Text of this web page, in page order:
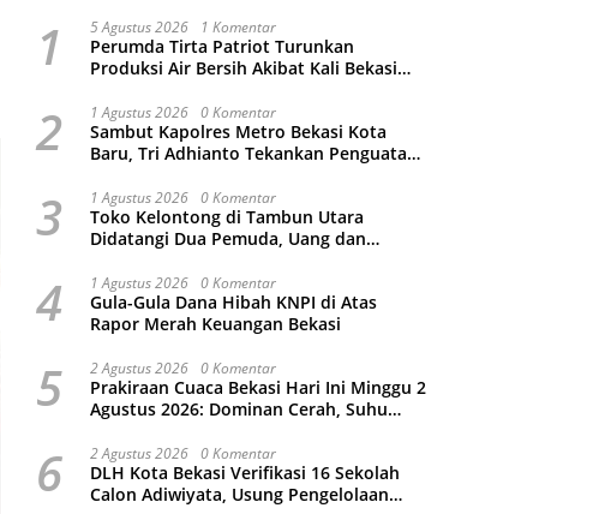
1 5 Agustus 2026 1 Komentar
Perumda Tirta Patriot Turunkan
Produksi Air Bersih Akibat Kali Bekasi
2 1 Agustus 2026 0 Komentar
Sambut Kapolres Metro Bekasi Kota
Baru, Tri Adhianto Tekankan Penguatan
3 1 Agustus 2026 0 Komentar
Toko Kelontong di Tambun Utara
Didatangi Dua Pemuda, Uang dan
4 1 Agustus 2026 0 Komentar
Gula-Gula Dana Hibah KNPI di Atas
Rapor Merah Keuangan Bekasi
5 2 Agustus 2026 0 Komentar
Prakiraan Cuaca Bekasi Hari Ini Minggu 2
Agustus 2026: Dominan Cerah, Suhu
6 2 Agustus 2026 0 Komentar
DLH Kota Bekasi Verifikasi 16 Sekolah
Calon Adiwiyata, Usung Pengelolaan